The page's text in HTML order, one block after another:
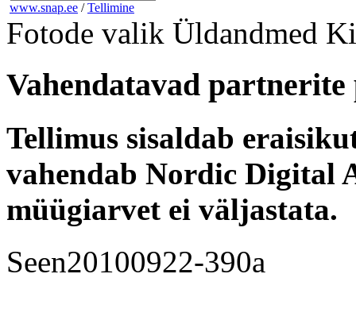
www.snap.ee / Tellimine
Fotode valik Üldandmed
Vahendatavad
Tellimus sisaldab
vahendab Nordic Digital
müügiarvet ei väljastata.
Seen20100922-390a